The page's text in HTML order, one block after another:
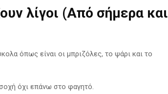
λίγοι (Από σήμερα και
όπως είναι οι μπριζόλες, το ψάρι και το
όχι επάνω στο φαγητό.